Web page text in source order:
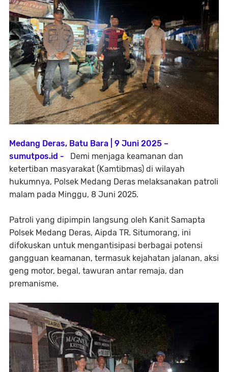
Medang Deras, Batu Bara | 9 Juni 2025 –
sumutpos.id -
Demi menjaga keamanan dan
ketertiban masyarakat (Kamtibmas) di wilayah
hukumnya, Polsek Medang Deras melaksanakan patroli
malam pada Minggu, 8 Juni 2025.
Patroli yang dipimpin langsung oleh Kanit Samapta
Polsek Medang Deras, Aipda TR. Situmorang, ini
difokuskan untuk mengantisipasi berbagai potensi
gangguan keamanan, termasuk kejahatan jalanan, aksi
geng motor, begal, tawuran antar remaja, dan
premanisme.